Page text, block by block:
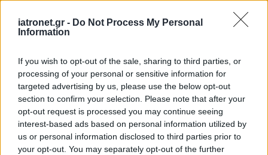
iatronet.gr - Do Not Process My Personal
Information
If you wish to opt-out of the sale, sharing to third parties, or
processing of your personal or sensitive information for
targeted advertising by us, please use the below opt-out
section to confirm your selection. Please note that after your
opt-out request is processed you may continue seeing
interest-based ads based on personal information utilized by
us or personal information disclosed to third parties prior to
your opt-out. You may separately opt-out of the further
Ειδήσεις υγείας σήμερα
απώλεια βάρους με μία ένεση Mazdutide την
εβδομάδα
Μαγειρικά σκεύη και υγεία: Τι δείχνουν οι νέες
μελέτες
Φρούτα, σακχαρώδης διαβήτης και καλοκαίρι